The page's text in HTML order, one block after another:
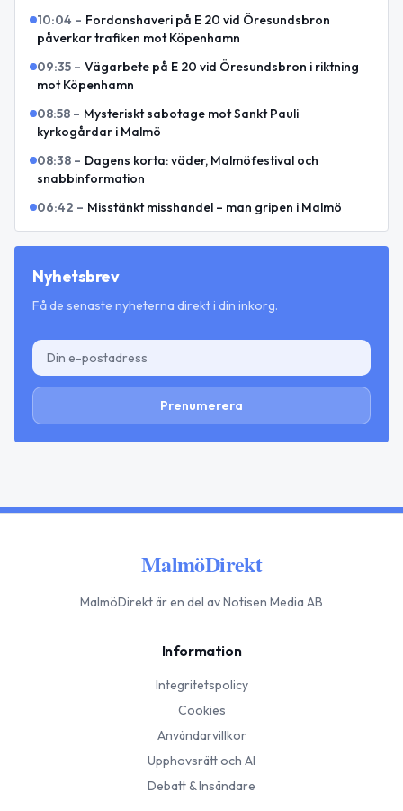
10:04 – Fordonshaveri på E 20 vid Öresundsbron
påverkar trafiken mot Köpenhamn
09:35 – Vägarbete på E 20 vid Öresundsbron i riktning
mot Köpenhamn
08:58 – Mysteriskt sabotage mot Sankt Pauli
kyrkogårdar i Malmö
08:38 – Dagens korta: väder, Malmöfestival och
snabbinformation
06:42 – Misstänkt misshandel – man gripen i Malmö
Nyhetsbrev
Få de senaste nyheterna direkt i din inkorg.
Prenumerera
MalmöDirekt
MalmöDirektär en del av Notisen Media AB
Information
Integritetspolicy
Cookies
Användarvillkor
Upphovsrätt och AI
Debatt & Insändare